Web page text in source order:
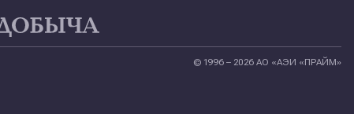
© 1996 – 2026 АО «АЭИ «ПРАЙМ»